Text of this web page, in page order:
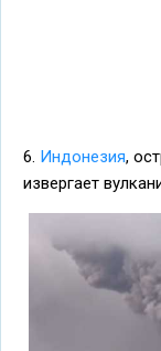
6. Индонезия,
извергает